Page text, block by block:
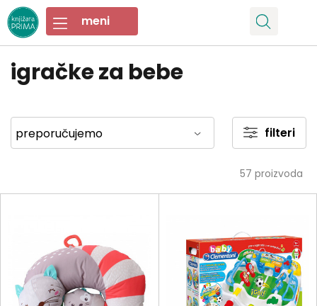
igračke za bebe
filteri
57 proizvoda